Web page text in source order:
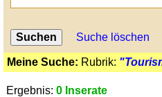
Suche löschen
Meine Suche: Rubrik:
Ergebnis: 0 Inserate